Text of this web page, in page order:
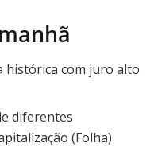
histórica com juro alto
diferentes
(Folha)